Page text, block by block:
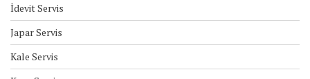
İdevit Servis
Japar Servis
Kale Servis